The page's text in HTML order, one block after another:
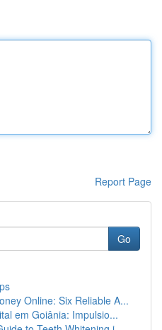
Report Page
Go
Online: Six Reliable A...
em Goiânia: Impulsio...